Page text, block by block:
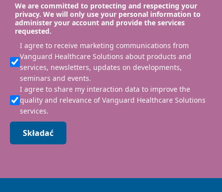
We are committed to protecting and respecting your
privacy. We will only use your personal information to
administer your account and provide the services
requested.
I agree to receive marketing communications from
Vanguard Healthcare Solutions about products and
services, newsletters, updates on developments,
seminars and events.
I agree to share my interaction data to improve the
quality and relevance of Vanguard Healthcare Solutions
services.
Składać